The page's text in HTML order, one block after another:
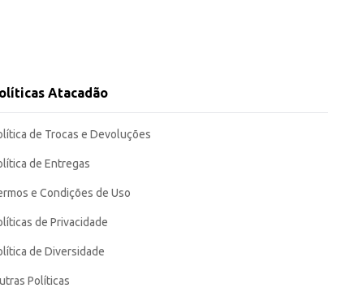
para uso doméstico ou comercial.
Atacadão
de Trocas e Devoluções
de Entregas
e Condições de Uso
de Privacidade
de Diversidade
Políticas